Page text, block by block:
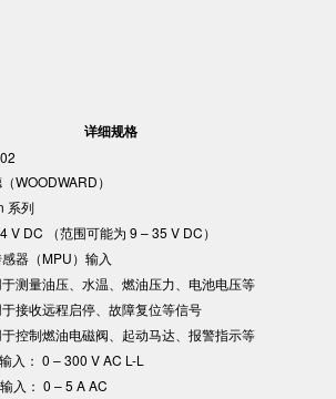
详细规格
WOODWARD）
系列
V DC （范围可能为 9 – 35 V DC）
器（MPU）输入
测量油压、水温、燃油压力、电池电压等
接收远程启停、故障复位等信号
控制燃油电磁阀、起动马达、报警指示等
入： 0 – 300 V AC L-L
入： 0 – 5 A AC